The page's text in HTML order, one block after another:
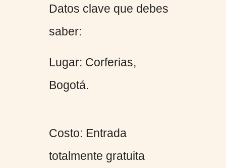
Datos clave que debes
saber:
Lugar: Corferias,
Bogotá.
Costo: Entrada
totalmente gratuita